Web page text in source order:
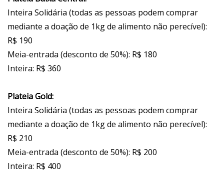
Inteira Solidária (todas as pessoas podem comprar
mediante a doação de 1kg de alimento não perecível):
R$ 190
Meia-entrada (desconto de 50%): R$ 180
Inteira: R$ 360
Plateia Gold:
Inteira Solidária (todas as pessoas podem comprar
mediante a doação de 1kg de alimento não perecível):
R$ 210
Meia-entrada (desconto de 50%): R$ 200
Inteira: R$ 400